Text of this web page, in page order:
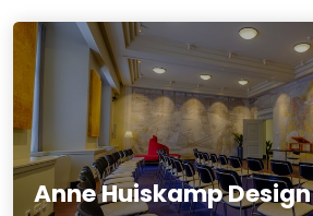
Anne Huiskamp Design